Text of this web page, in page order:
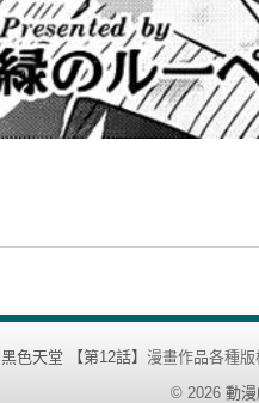
黑色天堂 【第12話】漫畫作品各種
© 2026 動